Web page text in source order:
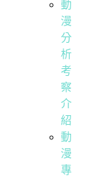
動
漫
分
析
考
察
介
紹
動
漫
專